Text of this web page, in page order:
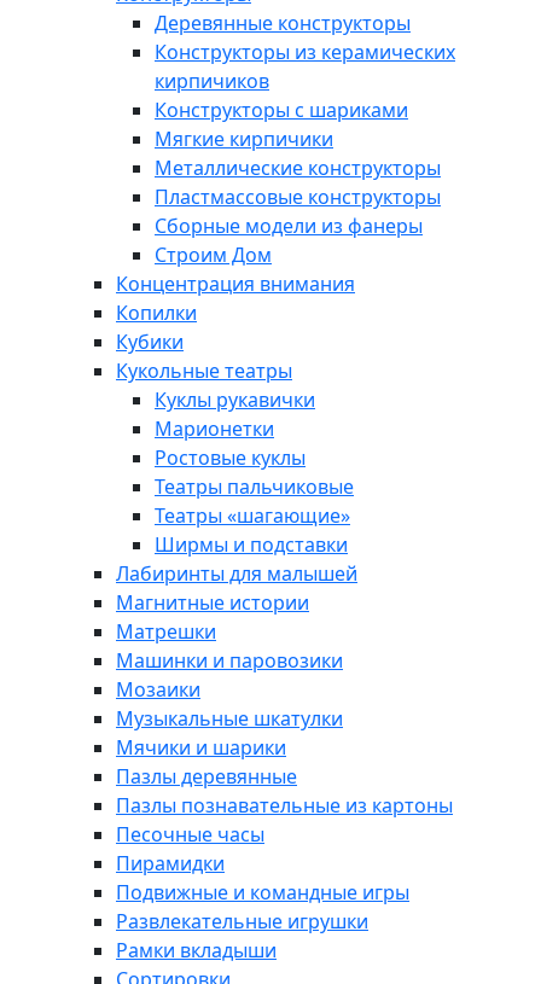
Деревянные конструкторы
Конструкторы из керамических
кирпичиков
Конструкторы с шариками
Мягкие кирпичики
Металлические конструкторы
Пластмассовые конструкторы
Сборные модели из фанеры
Строим Дом
Концентрация внимания
Копилки
Кубики
Кукольные театры
Куклы рукавички
Марионетки
Ростовые куклы
Театры пальчиковые
Театры «шагающие»
Ширмы и подставки
Лабиринты для малышей
Магнитные истории
Матрешки
Машинки и паровозики
Мозаики
Музыкальные шкатулки
Мячики и шарики
Пазлы деревянные
Пазлы познавательные из картоны
Песочные часы
Пирамидки
Подвижные и командные игры
Развлекательные игрушки
Рамки вкладыши